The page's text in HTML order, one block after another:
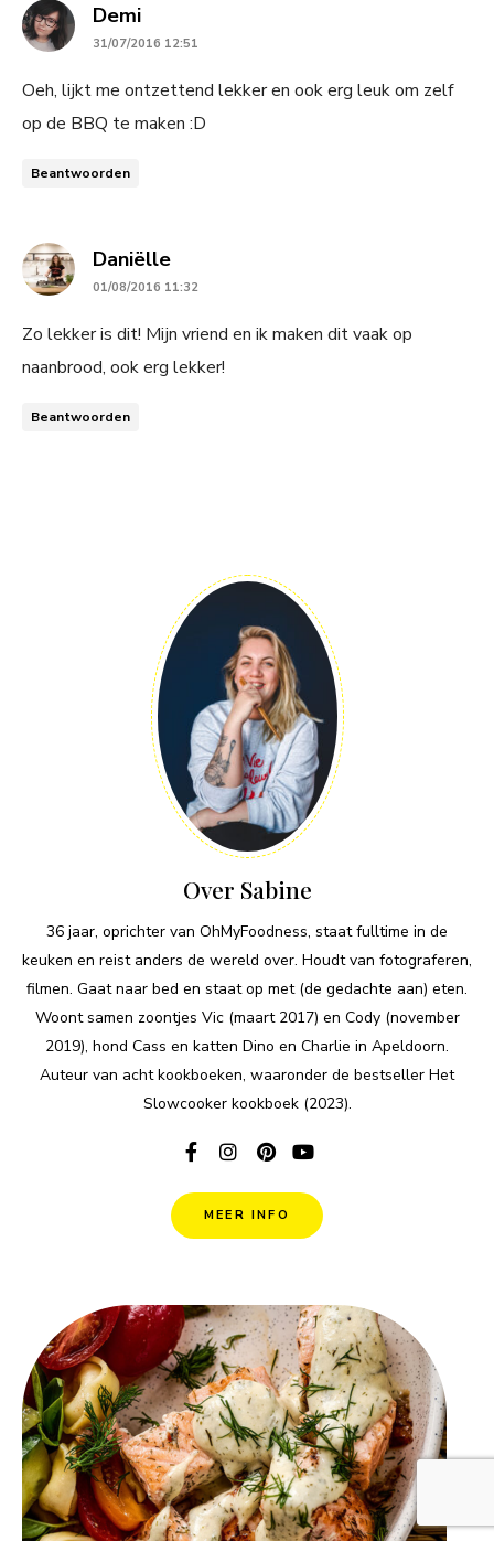
Demisays:
31/07/2016 12:51
Oeh, lijkt me ontzettend lekker en ook erg leuk om zelf
op de BBQ te maken :D
Beantwoorden
Daniëllesays:
01/08/2016 11:32
Zo lekker is dit! Mijn vriend en ik maken dit vaak op
naanbrood, ook erg lekker!
Beantwoorden
Over Sabine
36 jaar, oprichter van OhMyFoodness, staat fulltime in de
keuken en reist anders de wereld over. Houdt van fotograferen,
filmen. Gaat naar bed en staat op met (de gedachte aan) eten.
Woont samen zoontjes Vic (maart 2017) en Cody (november
2019), hond Cass en katten Dino en Charlie in Apeldoorn.
Auteur van acht kookboeken, waaronder de bestseller Het
Slowcooker kookboek (2023).
MEER INFO